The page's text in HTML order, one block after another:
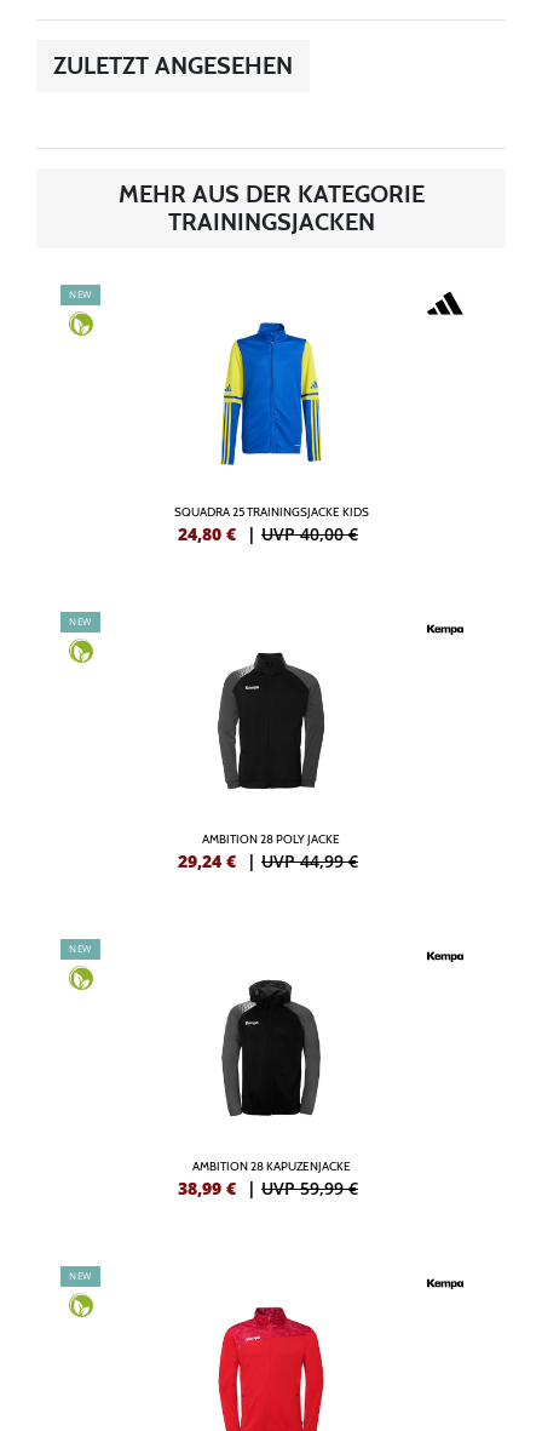
ZULETZT ANGESEHEN
MEHR AUS DER KATEGORIE
TRAININGSJACKEN
NEW
SQUADRA 25 TRAININGSJACKE KIDS
24,80 € | UVP 40,00 €
NEW
AMBITION 28 POLY JACKE
29,24 € | UVP 44,99 €
NEW
AMBITION 28 KAPUZENJACKE
38,99 € | UVP 59,99 €
NEW